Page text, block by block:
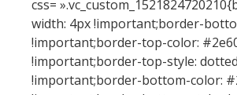
css=
width: 4px !important;border-
!important;border-top-color:
!important;border-top-style: dotted
!important;border-bottom-color: